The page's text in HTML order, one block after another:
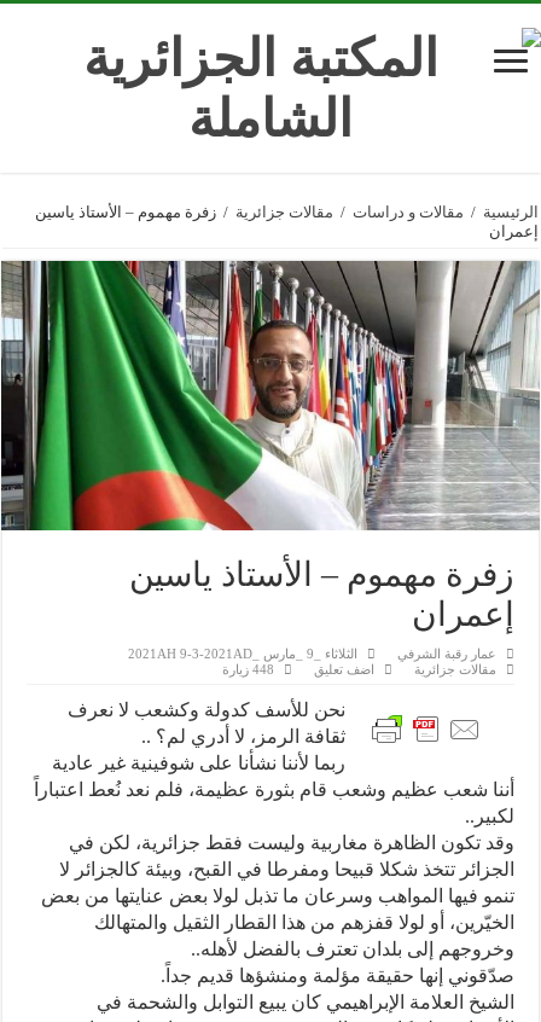
الرئيسية / مقالات و دراسات / مقالات جزائرية / زفرة مهموم – الأستاذ ياسين
إعمران
زفرة مهموم – الأستاذ ياسين
إعمران
عمار رقبة الشرفي
الثلاثاء _9 _مارس _2021AH 9-3-2021AD
مقالات جزائرية
اضف تعليق 448 زيارة
نحن للأسف كدولة وكشعب لا نعرف
ثقافة الرمز، لا أدري لم؟ ..
ربما لأننا نشأنا على شوفينية غير عادية
أننا شعب عظيم وشعب قام بثورة عظيمة، فلم نعد نُعط اعتباراً
لكبير..
وقد تكون الظاهرة مغاربية وليست فقط جزائرية، لكن في
الجزائر تتخذ شكلا قبيحا ومفرطا في القبح، وبيئة كالجزائر لا
تنمو فيها المواهب وسرعان ما تذبل لولا بعض عنايتها من بعض
الخيّرين، أو لولا قفزهم من هذا القطار الثقيل والمتهالك
وخروجهم إلى بلدان تعترف بالفضل لأهله..
صدّقوني إنها حقيقة مؤلمة ومنشؤها قديم جداً.
الشيخ العلامة الإبراهيمي كان يبيع التوابل والشحمة في